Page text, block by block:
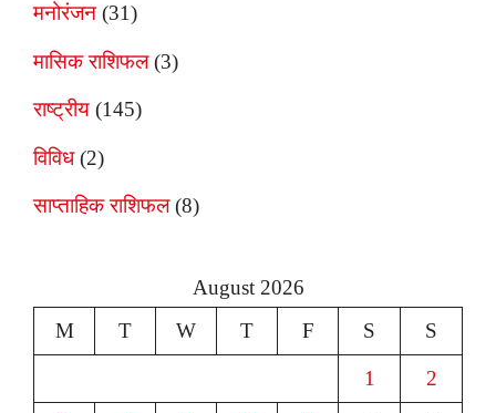
मनोरंजन (31)
मासिक राशिफल(3)
राष्ट्रीय (145)
विविध(2)
साप्ताहिक राशिफल(8)
August 2026
M
T W T F S S
1 2